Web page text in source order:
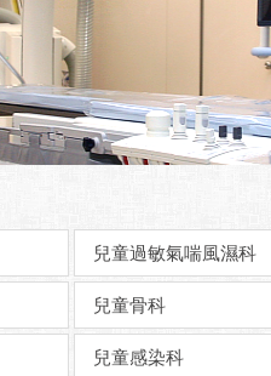
兒童過敏氣喘風濕科
兒童骨科
兒童感染科